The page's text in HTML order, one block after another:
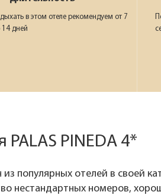
в этом отеле рекомендуем от 7
14 дней
PINEDA 4*
из популярных отелей в своей
нестандартных номеров,